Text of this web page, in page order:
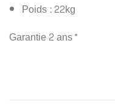
Poids : 22kg
Garantie 2 ans*